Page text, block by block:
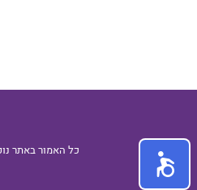
כל האמור באתר נופש בצימר 570 הינו המלצה בלבד. כל העושה שימוש באתר נופש בצימר 570 עושה זאת על אחריותו ועל